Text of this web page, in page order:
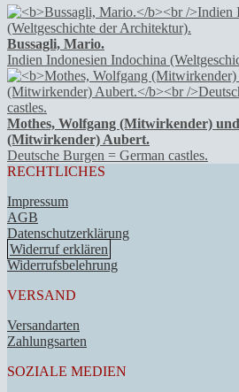
Bussagli, Mario.
Indien Indonesien Indochina
Mothes, Wolfgang (Mitwirkender)
(Mitwirkender) Aubert.
Deutsche Burgen = German castles.
RECHTLICHES
Impressum
AGB
Datenschutzerklärung
Widerruf erklären
Widerrufsbelehrung
VERSAND
Versandarten
Zahlungsarten
SOZIALE MEDIEN